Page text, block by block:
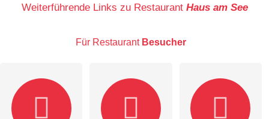
E-Mail-Adresse (wird nicht veröffentlicht)
Weiterführende Links zu Restaurant Haus am See
Für Restaurant Besucher